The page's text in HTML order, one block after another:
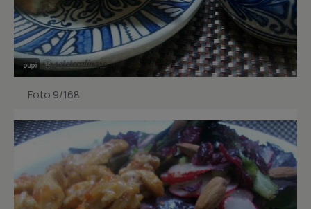
Foto 9/168